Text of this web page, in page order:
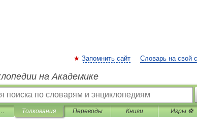
Запомнить сайт Словарь на свой
на Академике
of the Pulp and Paper Industry Толкования Переводы Книги Игры ⚽